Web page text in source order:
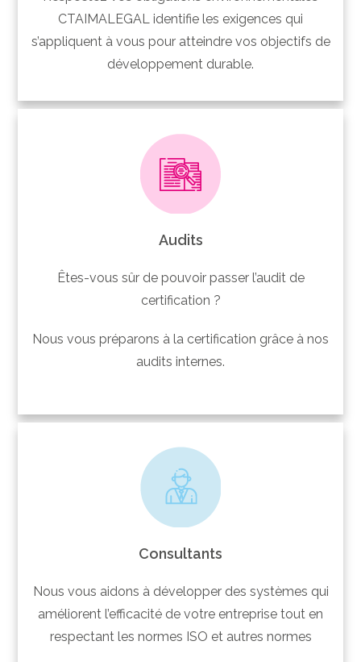
CTAIMALEGAL identifie les exigences qui
s’appliquent à vous pour atteindre vos objectifs de
développement durable.
Audits
Êtes-vous sûr de pouvoir passer l’audit de
certification ?
Nous vous préparons à la certification grâce à nos
audits internes.
Consultants
Nous vous aidons à développer des systèmes qui
améliorent l’efficacité de votre entreprise tout en
respectant les normes ISO et autres normes